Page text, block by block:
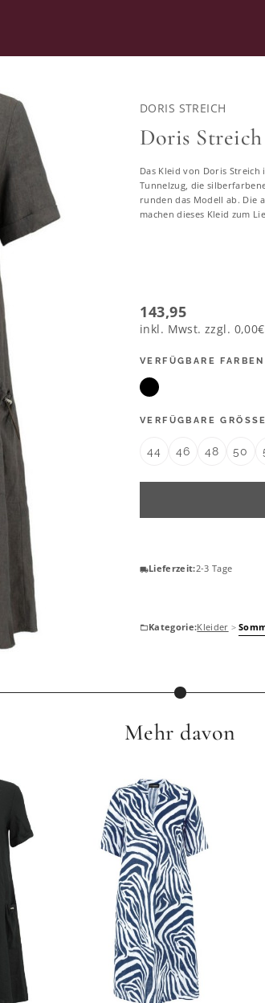
in
Tunikakleid
69,99€
ZUSHEEGO
DORIS STREICH
Doris
Das Kleid von Doris Streich
Tunnelzug, die
runden das Modell ab. Die
machen dieses Kleid zum
143,95
inkl. Mwst. zzgl. 0,00€
VERFÜGBARE FARBEN
VERFÜGBARE GRÖSSEN
44 46 48 50
Lieferzeit:2-3 Tage
Kategorie:Kleider >
Mehr davon